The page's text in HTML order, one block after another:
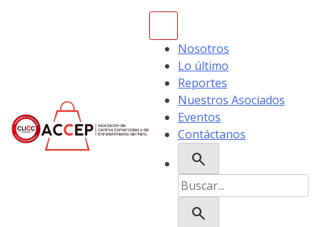
Nosotros
Lo último
Reportes
Nuestros Asociados
Eventos
Contáctanos
search
Buscar:
search